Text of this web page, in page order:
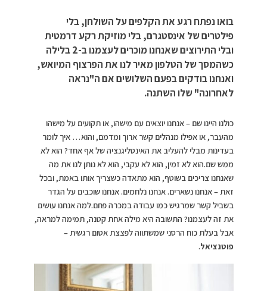
בואו נפתח רגע את הקלפים על השולחן, בלי
פילטרים של אינסטגרם, בלי מוזיקת רקע דרמטית
ובלי התירוצים שאנחנו מוכרים לעצמנו ב-2 בלילה
כשהמסך של הטלפון מאיר לנו את הפרצוף המיואש,
ואנחנו בודקים בפעם השלושים אם ה"נראה
לאחרונה" שלו השתנה.
כולנו היינו שם – אנחנו יוצאים עם מישהו, או תקועים על מישהו
מהעבר, או אפילו מנהלים קשר ארוך ומדמם, והוא… איך לומר
בעדינות מבלי להעליב את האינטליגנציה של אף אחד? הוא לא
ממש שם.הוא לא זמין, הוא לא עקבי, הוא לא נותן לנו את מה
שאנחנו צריכים בשוטף, הוא מתאדה כשצריך אותו באמת, ובכל
זאת – אנחנו נשארים. אנחנו נלחמים. אנחנו שוכבים על הגדר
בשביל קשר שמרגיש כמו עבודה במכרה פחם.למה אנחנו עושים
את זה לעצמנו? התשובה היא מילה אחת קטנה, תמימה למראה,
אבל בעלת כוח הרסני שמשתווה לפצצת אטום רגשית –
פוטנציאל.